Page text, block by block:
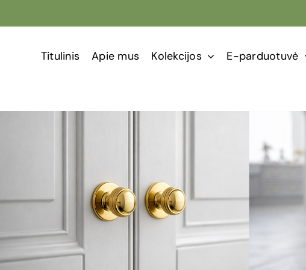
Titulinis Apie mus Kolekcijos E-parduotuvė